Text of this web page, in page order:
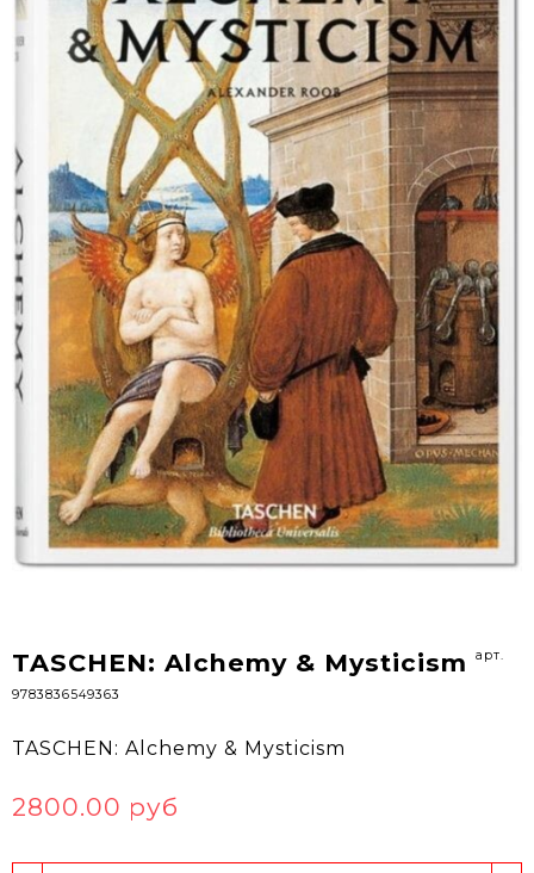
TASCHEN: Alchemy & Mysticism арт.
9783836549363
TASCHEN: Alchemy & Mysticism
2800.00 руб